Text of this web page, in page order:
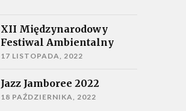
XII Międzynarodowy
Festiwal Ambientalny
17 LISTOPADA, 2022
Jazz Jamboree 2022
18 PAŹDZIERNIKA, 2022